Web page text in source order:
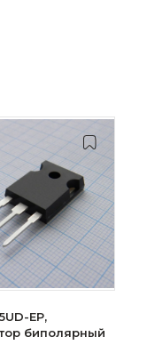
EP,
биполярный